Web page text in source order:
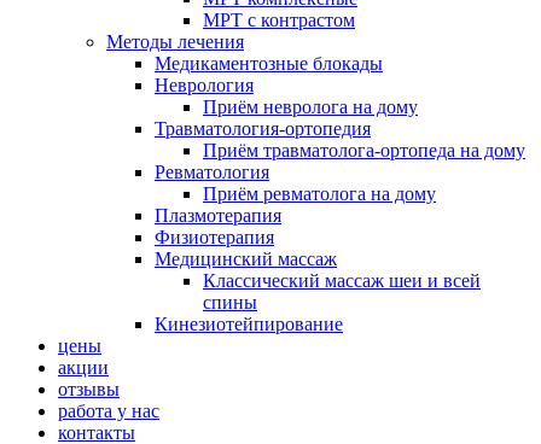
МРТ с контрастом
Методы лечения
Медикаментозные блокады
Неврология
Приём невролога на дому
Травматология-ортопедия
Приём травматолога-ортопеда на дому
Ревматология
Приём ревматолога на дому
Плазмотерапия
Физиотерапия
Медицинский массаж
Классический массаж шеи и всей
спины
Кинезиотейпирование
цены
акции
отзывы
работа у нас
контакты